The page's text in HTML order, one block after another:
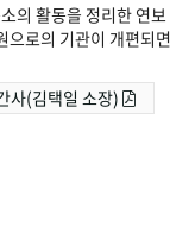
의 활동을 정리한 연보
로의 기관이 개편되면
사(김택일 소장)